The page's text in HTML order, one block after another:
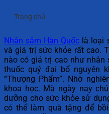
Trang chủ
Nhân sâm Hàn Quốc là loại
và giá trị sức khỏe rất cao.
nào có giá trị cao như nhân
thuốc quý đại bổ nguyên
“Thượng Phẩm”. Nhờ
khoa học. Mà ngày nay
dưỡng cho sức khỏe sử
có thể làm quà tặng để